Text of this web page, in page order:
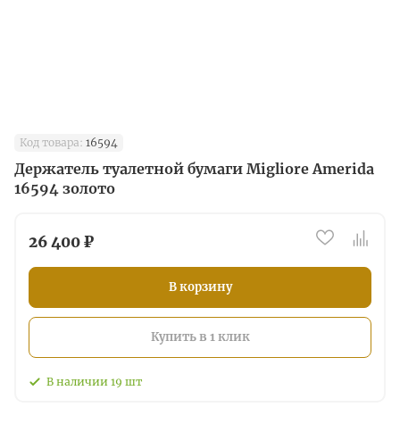
Код товара: 16594
Держатель туалетной бумаги Migliore Amerida
16594 золото
26 400 ₽
В корзину
Купить в 1 клик
В наличии 19 шт